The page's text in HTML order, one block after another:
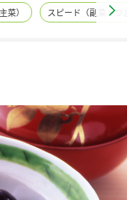
調味酢
菜） スピード（副菜・つ